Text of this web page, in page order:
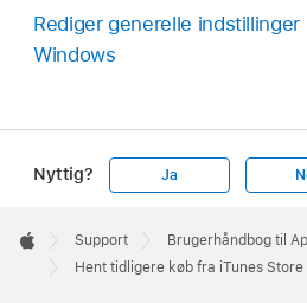
Rediger generelle
Windows
Nyttig? Ja
Footer

Apple
Support
Brugerhåndbog til
Hent tidligere køb fra iTunes